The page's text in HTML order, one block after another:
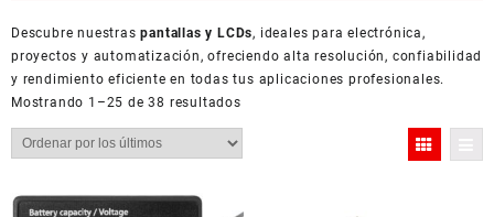
Descubre nuestraspantallas y LCDs, ideales para electrónica,
proyectos y automatización, ofreciendo alta resolución, confiabilidad
y rendimiento eficiente en todas tus aplicaciones profesionales.
Mostrando 1–25 de 38 resultadosOrdenado
por